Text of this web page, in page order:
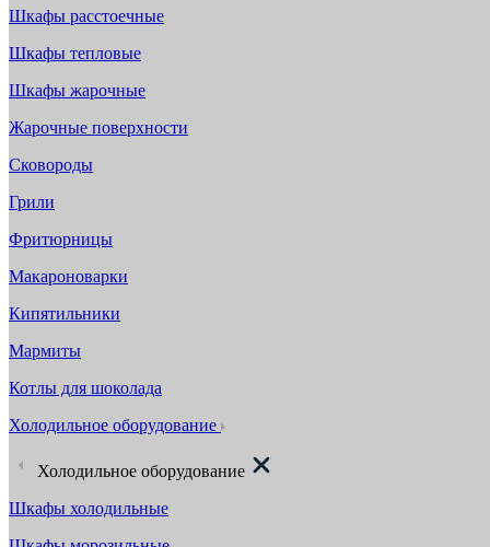
Шкафы расстоечные
Шкафы тепловые
Шкафы жарочные
Жарочные поверхности
Сковороды
Грили
Фритюрницы
Макароноварки
Кипятильники
Мармиты
Котлы для шоколада
Холодильное оборудование
Холодильное оборудование
Шкафы холодильные